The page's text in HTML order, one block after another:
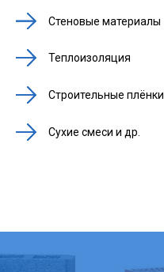
Стеновые материалы
Теплоизоляция
Строительные плёнки
Сухие смеси и др.